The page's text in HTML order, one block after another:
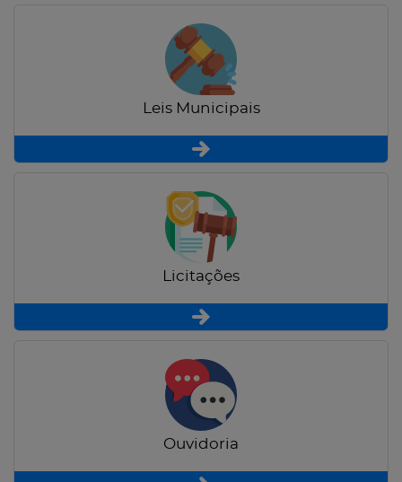
Leis Municipais
Licitações
Ouvidoria